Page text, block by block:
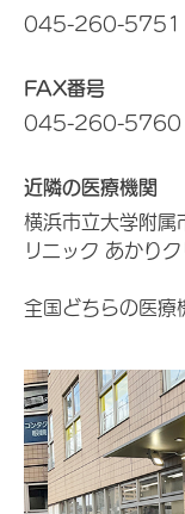
045-260-5751
FAX番号
045-260-5760
近隣の医療機関
横浜市立大学附属
リニック あかり
全国どちらの医療